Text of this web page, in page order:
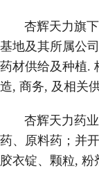
杏辉天力旗下
基地及其所属公
药材供给及种植.
造, 商务, 及相关
杏辉天力药业
药、原料药；并
胶衣锭、颗粒,